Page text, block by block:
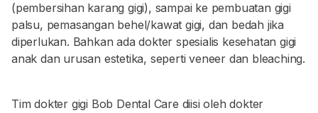
(pembersihan karang gigi), sampai ke pembuatan gigi
palsu, pemasangan behel/kawat gigi, dan bedah jika
diperlukan. Bahkan ada dokter spesialis kesehatan gigi
anak dan urusan estetika, seperti veneer dan bleaching.
Tim dokter gigi Bob Dental Care diisi oleh dokter